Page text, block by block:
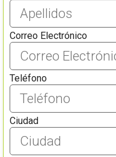
Correo Electrónico
Teléfono
Ciudad